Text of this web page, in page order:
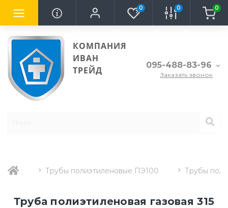
0 0 0
КОМПАНИЯ
ИВАН
ТРЕЙД
095-488-83-96
Заказать звонок
Трубы полиэтиленовые ПЭ100 Трубы
Труба полиэтиленовая газовая 315